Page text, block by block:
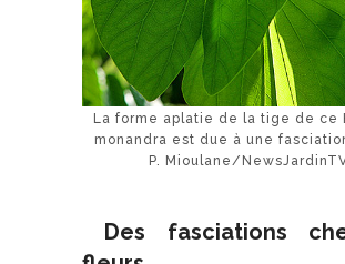
La forme aplatie de la tige de ce
monandra est due à une
P. Mioulane/
Des fasciations